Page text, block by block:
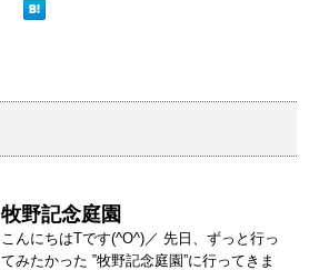
牧野記念庭園
こんにちはTです(^O^)／ 先日、ずっと行っ
てみたかった ‟牧野記念庭園”に行ってきま